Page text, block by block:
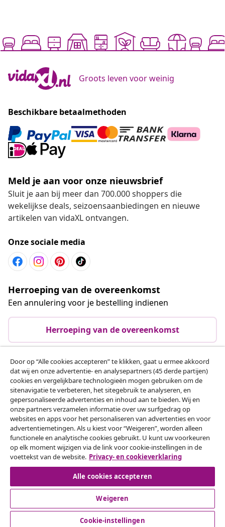
Groots leven voor weinig
Beschikbare betaalmethoden
Meld je aan voor onze nieuwsbrief
Sluit je aan bij meer dan 700.000 shoppers die
wekelijkse deals, seizoensaanbiedingen en nieuwe
artikelen van vidaXL ontvangen.
Onze sociale media
Herroeping van de overeenkomst
Een annulering voor je bestelling indienen
Herroeping van de overeenkomst
Klantenservice
Zakelijk
vidaXL
Ontdek meer
Door op “Alle cookies accepteren” te klikken, gaat u ermee akkoord
dat wij en onze advertentie- en analysepartners (45 derde partijen)
cookies en vergelijkbare technologieën mogen gebruiken om de
sitenavigatie te verbeteren, het sitegebruik te analyseren, en
gepersonaliseerde advertenties en inhoud aan te bieden. Wij en
onze partners verzamelen informatie over uw surfgedrag op
websites en apps voor het personaliseren van advertenties en voor
advertentiemetingen. Als u kiest voor “Weigeren”, worden alleen
functionele en analytische cookies gebruikt. U kunt uw voorkeuren
op elk moment wijzigen via de link voor cookie-instellingen in de
voettekst van de website. Privacy- en cookieverklaring
Alle cookies accepteren
Weigeren
Cookie-instellingen